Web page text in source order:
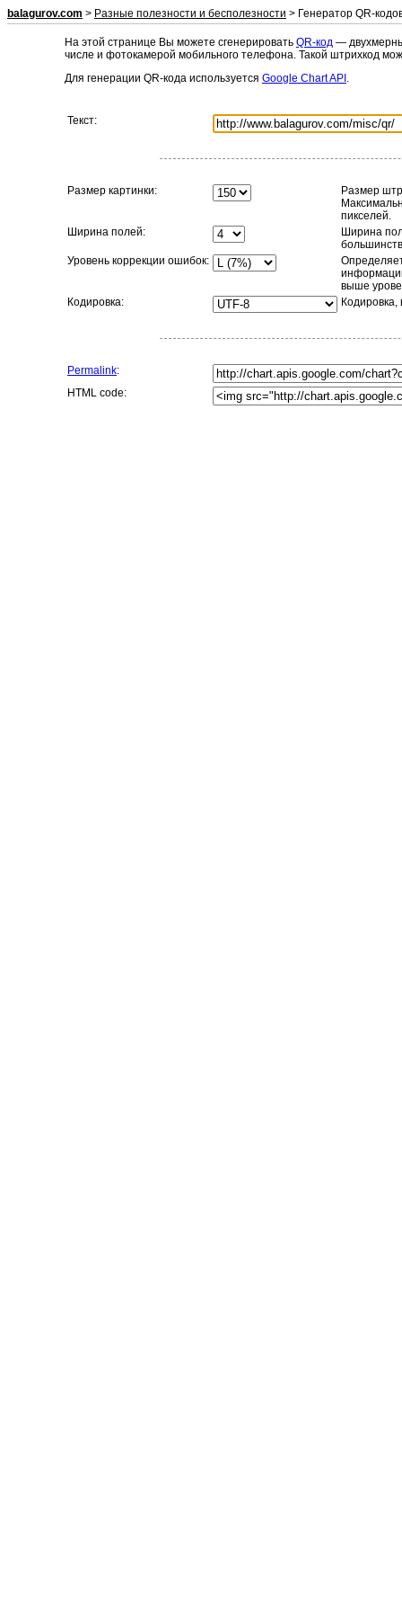
balagurov.com > Разные полезности и бесполезности > Генератор QR-
На этой странице Вы можете сгенерировать QR-код —
числе и фотокамерой мобильного телефона. Такой штрихкод
Для генерации QR-кода используется Google Chart API .
Текст:
Размер картинки:
Размер
пикселей.
Ширина полей:
Ширина
Уровень коррекции ошибок:
выше
Кодировка:
Кодировка,
Permalink:
HTML code: